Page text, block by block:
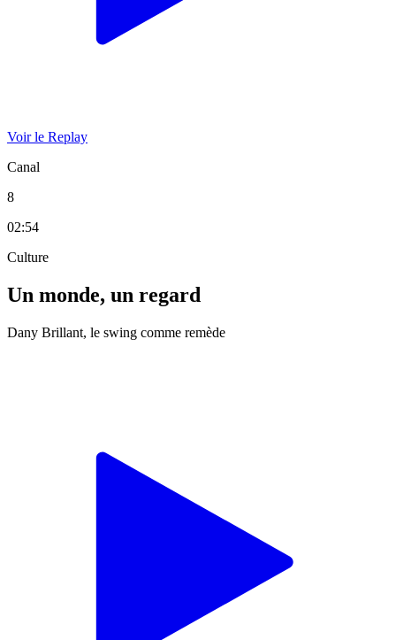
Voir le Replay
Canal
8
02:54
Culture
Un monde, un regard
Dany Brillant, le swing comme remède